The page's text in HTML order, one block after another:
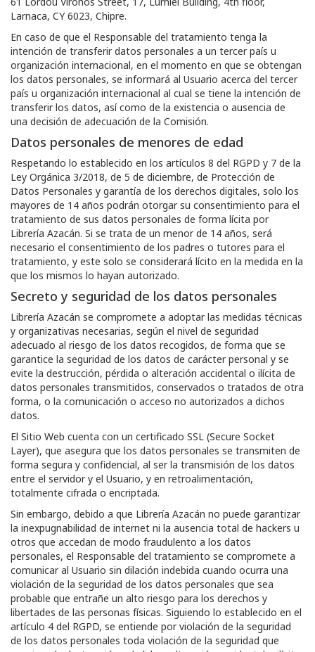
Larnaca, CY 6023, Chipre.
En caso de que el Responsable del tratamiento tenga la
intención de transferir datos personales a un tercer país u
organización internacional, en el momento en que se obtengan
los datos personales, se informará al Usuario acerca del tercer
país u organización internacional al cual se tiene la intención de
transferir los datos, así como de la existencia o ausencia de
una decisión de adecuación de la Comisión.
Datos personales de menores de edad
Respetando lo establecido en los artículos 8 del RGPD y 7 de la
Ley Orgánica 3/2018, de 5 de diciembre, de Protección de
Datos Personales y garantía de los derechos digitales, solo los
mayores de 14 años podrán otorgar su consentimiento para el
tratamiento de sus datos personales de forma lícita por
Librería Azacán. Si se trata de un menor de 14 años, será
necesario el consentimiento de los padres o tutores para el
tratamiento, y este solo se considerará lícito en la medida en la
que los mismos lo hayan autorizado.
Secreto y seguridad de los datos personales
Librería Azacán se compromete a adoptar las medidas técnicas
y organizativas necesarias, según el nivel de seguridad
adecuado al riesgo de los datos recogidos, de forma que se
garantice la seguridad de los datos de carácter personal y se
evite la destrucción, pérdida o alteración accidental o ilícita de
datos personales transmitidos, conservados o tratados de otra
forma, o la comunicación o acceso no autorizados a dichos
datos.
El Sitio Web cuenta con un certificado SSL (Secure Socket
Layer), que asegura que los datos personales se transmiten de
forma segura y confidencial, al ser la transmisión de los datos
entre el servidor y el Usuario, y en retroalimentación,
totalmente cifrada o encriptada.
Sin embargo, debido a que Librería Azacán no puede garantizar
la inexpugnabilidad de internet ni la ausencia total de hackers u
otros que accedan de modo fraudulento a los datos
personales, el Responsable del tratamiento se compromete a
comunicar al Usuario sin dilación indebida cuando ocurra una
violación de la seguridad de los datos personales que sea
probable que entrañe un alto riesgo para los derechos y
libertades de las personas físicas. Siguiendo lo establecido en el
artículo 4 del RGPD, se entiende por violación de la seguridad
de los datos personales toda violación de la seguridad que